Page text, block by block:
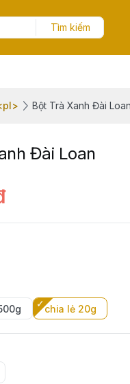
Tìm kiếm
Bột Trà Xanh Đài Loan
Đài Loan
chia lẻ 20g